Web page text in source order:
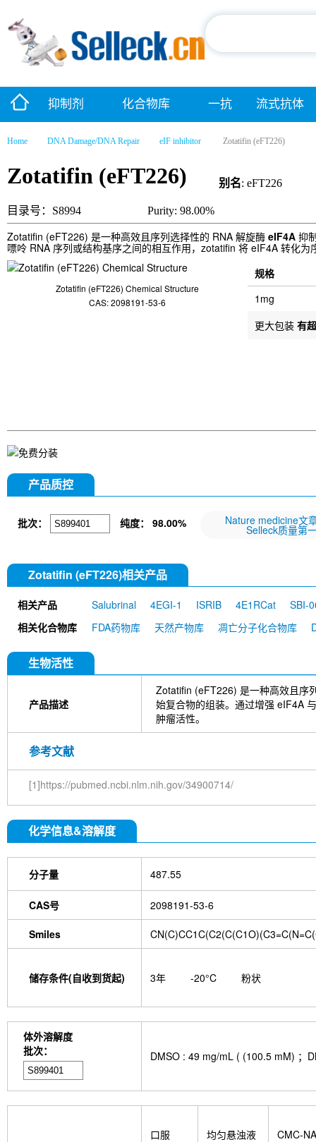
抑制剂 化合物库 一抗 流式抗体
Home DNA Damage/DNA Repair eIF inhibitor Zotatifin (eFT226)
Zotatifin (eFT226) 别名: eFT226
目录号：S8994 Purity: 98.00%
Zotatifin (eFT226) 是一种高效且序列选择性的 RNA 解旋酶 eIF4A 抑
嘌呤 RNA 序列或结构基序之间的相互作用，zotatifin 将 eIF4A 转化
Zotatifin (eFT226) Chemical Structure
CAS: 2098191-53-6
规格
1mg
更大包装 有
产品质控
批次： 纯度： 98.00% Nature medicine文
Selleck质量第
Zotatifin (eFT226)相关产品
相关产品 Salubrinal 4EGI-1 ISRIB 4E1RCat
SBI-
相关化合物库 FDA药物库 天然产物库 凋亡分子化合物库
生物活性
产品描述
Zotatifin (eFT226) 是一种高效且序
始复合物的组装。通过增强 eIF4A
肿瘤活性。
参考文献
[1]https://pubmed.ncbi.nlm.nih.gov/34900714/
化学信息&溶解度
分子量 487.55
CAS号 2098191-53-6
Smiles
储存条件(自收到货起) 3年 -20°C 粉状
体外溶解度
批次：
DMSO : 49 mg/mL ( (100.5 mM) ；
口服 均匀悬浊液 CMC-NA